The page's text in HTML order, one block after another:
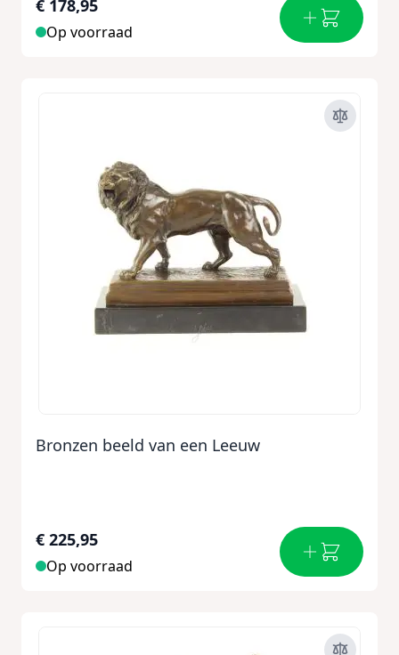
€ 178,95
Op voorraad
Bronzen beeld van een Leeuw
€ 225,95
Op voorraad